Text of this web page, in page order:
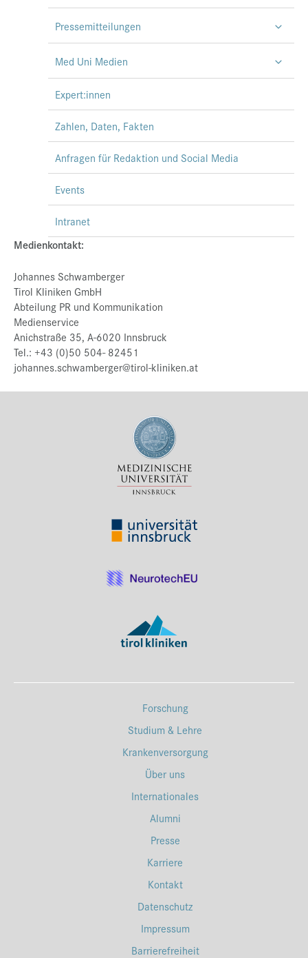
Pressemitteilungen
Med Uni Medien
Expert:innen
Zahlen, Daten, Fakten
Anfragen für Redaktion und Social Media
Events
Intranet
Medienkontakt:
Johannes Schwamberger
Tirol Kliniken GmbH
Abteilung PR und Kommunikation
Medienservice
Anichstraße 35, A-6020 Innsbruck
Tel.: +43 (0)50 504- 82451
johannes.schwamberger@tirol-kliniken.at
Forschung
Studium & Lehre
Krankenversorgung
Über uns
Internationales
Alumni
Presse
Karriere
Kontakt
Datenschutz
Impressum
Barrierefreiheit